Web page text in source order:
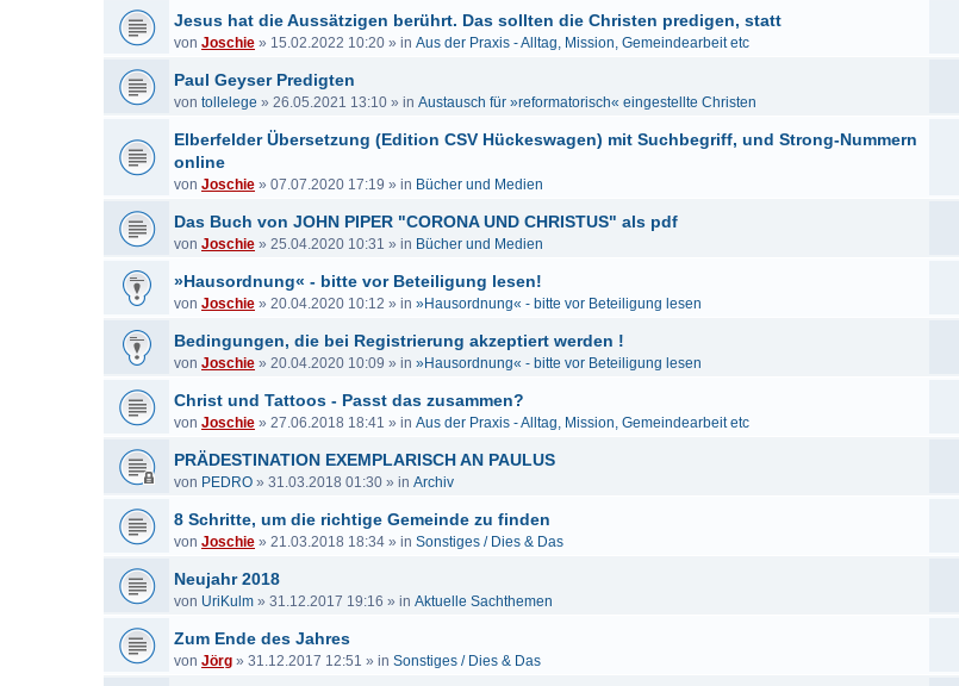
Jesus hat die Aussätzigen berührt. Das sollten die Christen predigen, statt
von Joschie » 15.02.2022 10:20 » in Aus der Praxis - Alltag, Mission, Gemeindearbeit etc
Paul Geyser Predigten
von tollelege » 26.05.2021 13:10 » in Austausch für »reformatorisch« eingestellte Christen
Elberfelder Übersetzung (Edition CSV Hückeswagen) mit Suchbegriff, und Strong-Nummern
online
von Joschie » 07.07.2020 17:19 » in Bücher und Medien
Das Buch von JOHN PIPER "CORONA UND CHRISTUS" als pdf
von Joschie » 25.04.2020 10:31 » in Bücher und Medien
»Hausordnung« - bitte vor Beteiligung lesen!
von Joschie » 20.04.2020 10:12 » in »Hausordnung« - bitte vor Beteiligung lesen
Bedingungen, die bei Registrierung akzeptiert werden !
von Joschie » 20.04.2020 10:09 » in »Hausordnung« - bitte vor Beteiligung lesen
Christ und Tattoos - Passt das zusammen?
von Joschie » 27.06.2018 18:41 » in Aus der Praxis - Alltag, Mission, Gemeindearbeit etc
PRÄDESTINATION EXEMPLARISCH AN PAULUS
von PEDRO » 31.03.2018 01:30 » in Archiv
8 Schritte, um die richtige Gemeinde zu finden
von Joschie » 21.03.2018 18:34 » in Sonstiges / Dies & Das
Neujahr 2018
von UriKulm » 31.12.2017 19:16 » in Aktuelle Sachthemen
Zum Ende des Jahres
von Jörg » 31.12.2017 12:51 » in Sonstiges / Dies & Das